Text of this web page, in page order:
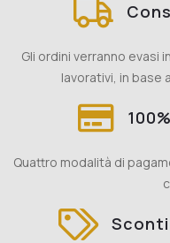
Gli ordini verranno evasi
lavorativi, in base
Quattro modalità di